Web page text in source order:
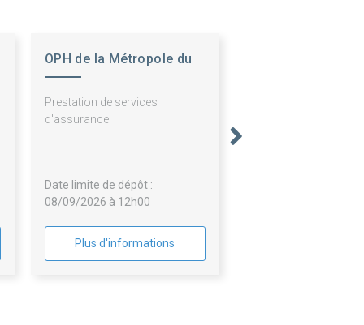
OPH de la Métropole du
Prestation de services
d'assurance
Date limite de dépôt :
08/09/2026 à 12h00
Plus d'informations